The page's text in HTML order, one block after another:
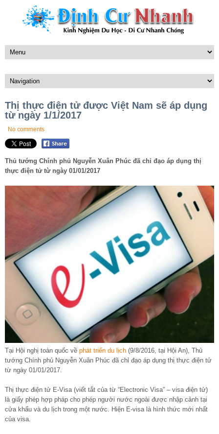
Thị thực điện tử được Việt Nam sẽ áp dụng
từ ngày 1/1/2017
No comments
Thủ tướng Chính phủ Nguyễn Xuân Phúc đã chỉ đạo áp dụng thị
thực điện tử từ ngày 01/01/2017
Tại Hội nghị toàn quốc về phát triển du lịch (9/8/2016, tại Hội An), Thủ
tướng Chính phủ Nguyễn Xuân Phúc đã chỉ đạo áp dụng thị thực điện tử
từ ngày 01/01/2017.
Thị thực điện tử E-Visa (viết tắt của từ “Electronic Visa” – visa điện tử)
là giấy phép hợp pháp cho phép người nước ngoài được nhập cảnh tại
cửa khẩu và du lịch trong một nước. Hiện E-visa là hình thức mới nhất
của visa.